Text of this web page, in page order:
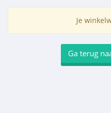
Je
Ga terug